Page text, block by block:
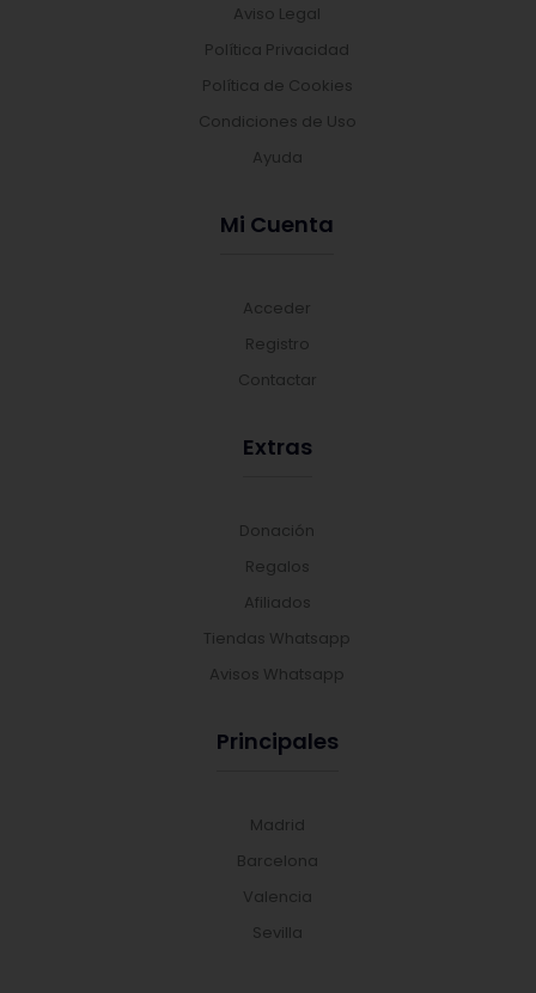
Aviso Legal
Política Privacidad
Política de Cookies
Condiciones de Uso
Ayuda
Mi Cuenta
Acceder
Registro
Contactar
Extras
Donación
Regalos
Afiliados
Tiendas Whatsapp
Avisos Whatsapp
Principales
Madrid
Barcelona
Valencia
Sevilla